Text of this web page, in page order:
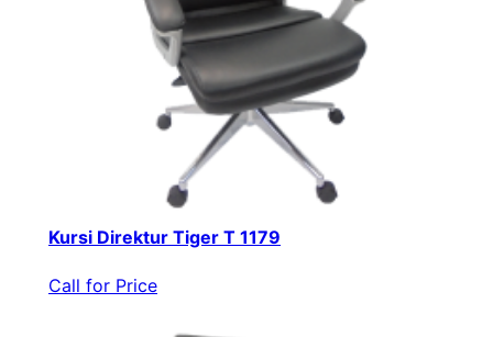
Kursi Direktur Tiger T 1179
Call for Price